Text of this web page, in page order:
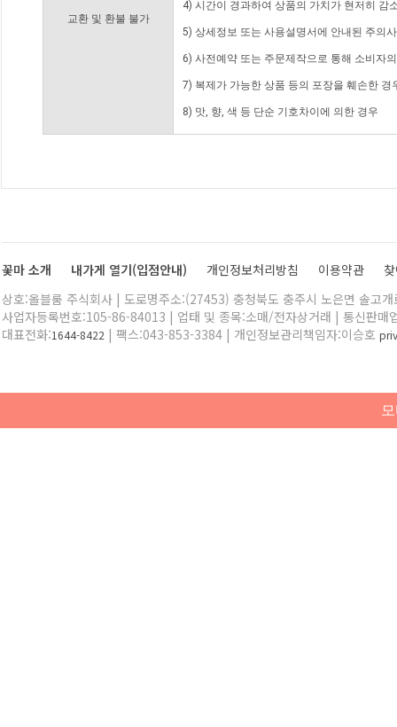
교환 및 환불 불가
4) 시간이 경과하여 상품의 가치가 현저히 감
5) 상세정보 또는 사용설명서에 안내된 주의
6) 사전예약 또는 주문제작으로 통해 소비자
7) 복제가 가능한 상품 등의 포장을 훼손한 경
8) 맛, 향, 색 등 단순 기호차이에 의한 경우
꽃마 소개 내가게 열기(입점안내) 개인정보처리방침 이용약관
상호:올블룸 주식회사 | 도로명주소:(27453) 충청북도 충주시 노은면 솔고
사업자등록번호:105-86-84013 | 업태 및 종목:소매/전자상거래 | 통신판매
대표전화:1644-8422 | 팩스:043-853-3384 | 개인정보관리책임자:이승호